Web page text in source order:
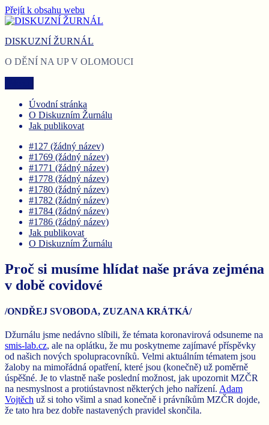
Přejít k obsahu webu
DISKUZNÍ ŽURNÁL
O DĚNÍ NA UP V OLOMOUCI
Úvodní stránka
O Diskuzním Žurnálu
Jak publikovat
#127 (žádný název)
#1769 (žádný název)
#1771 (žádný název)
#1778 (žádný název)
#1780 (žádný název)
#1782 (žádný název)
#1784 (žádný název)
#1786 (žádný název)
Jak publikovat
O Diskuzním Žurnálu
Proč si musíme hlídat naše práva zejména
v době covidové
/ONDŘEJ SVOBODA, ZUZANA KRÁTKÁ/
Džurnálu jsme nedávno slíbili, že témata koronavirová odsuneme na
smis-lab.cz, ale na oplátku, že mu poskytneme zajímavé příspěvky
od našich nových spolupracovníků. Velmi aktuálním tématem jsou
žaloby na mimořádná opatření, které jsou (konečně) už poměrně
úspěšné. Je to vlastně naše poslední možnost, jak upozornit MZČR
na nesmyslnost a protiústavnost některých jeho nařízení. Adam
Vojtěch už si toho všiml a snad konečně i právníkům MZČR dojde,
že tato hra bez dobře nastavených pravidel skončila.